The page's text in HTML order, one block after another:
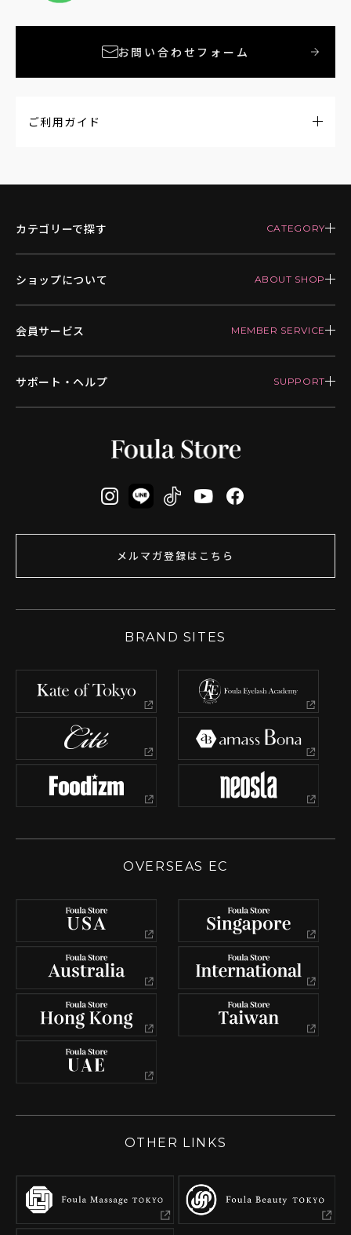
お問い合わせフォーム
ご利用ガイド
カテゴリーで探す
ショップについて
会員サービス
サポート・ヘルプ
メルマガ登録はこちら
BRAND SITES
OVERSEAS EC
OTHER LINKS